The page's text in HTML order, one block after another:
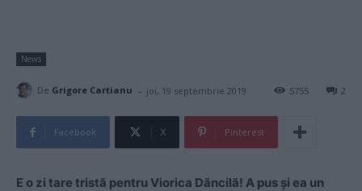
News
De Grigore Cartianu - joi, 19 septembrie 2019 2
5755
Facebook X Pinterest
E o zi tare tristă pentru Viorica Dăncilă! A pus și ea un